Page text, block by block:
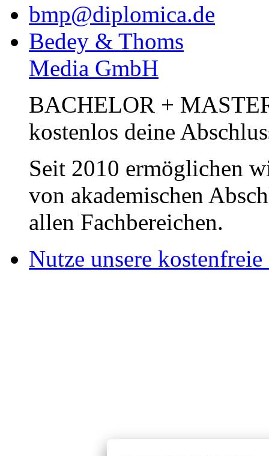
bmp@diplomica.de
Bedey & Thoms
Media GmbH
BACHELOR +
kostenlos deine
Seit 2010 ermöglichen
von akademischen
allen Fachbereichen.
Nutze unsere